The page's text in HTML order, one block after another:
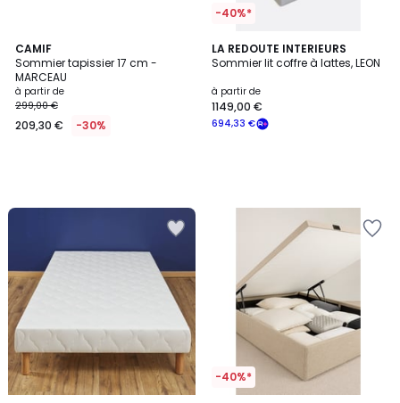
CAMIF
Sommier tapissier 17 cm -
MARCEAU
à partir de
299,00 €
209,30 € -30%
-40%*
LA REDOUTE INTERIEURS
Sommier lit coffre à lattes, LEON
à partir de
694,33 €
1149,00 €
-40%*